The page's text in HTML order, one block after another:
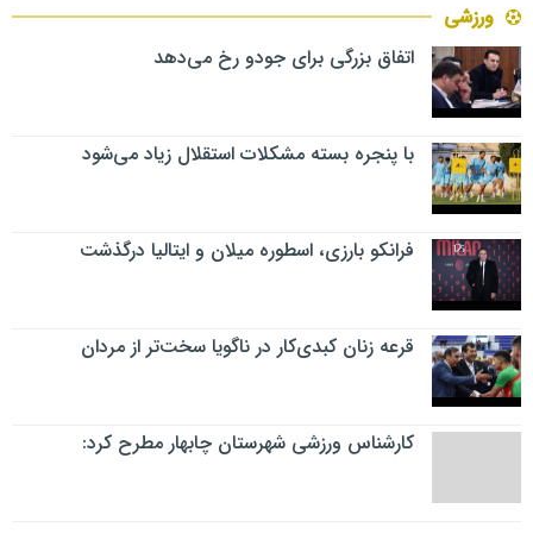
ورزشی
اتفاق بزرگی برای جودو رخ می‌دهد
با پنجره بسته مشکلات استقلال زیاد می‌شود
فرانکو بارزی، اسطوره میلان و ایتالیا درگذشت
قرعه زنان کبدی‌کار در ناگویا سخت‌تر از مردان
کارشناس ورزشی شهرستان چابهار مطرح کرد: